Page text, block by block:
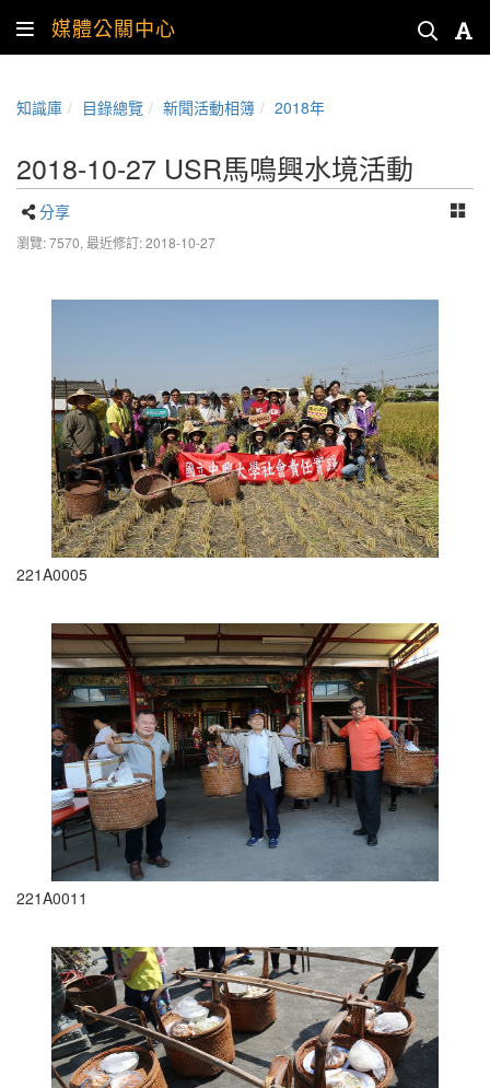
媒體公關中心
知識庫 目錄總覽 新聞活動相簿 2018年
2018-10-27 USR馬鳴興水境活動
分享
瀏覽: 7570, 最近修訂: 2018-10-27
221A0005
221A0011